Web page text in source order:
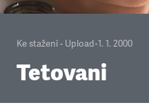
Ke stažení - Upload•1. 1. 2000
Tetovani